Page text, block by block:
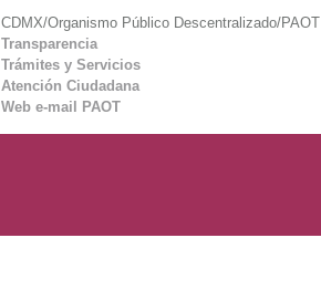
CDMX/Organismo Público Descentralizado/PAOT
Transparencia
Trámites y Servicios
Atención Ciudadana
Web e-mail PAOT